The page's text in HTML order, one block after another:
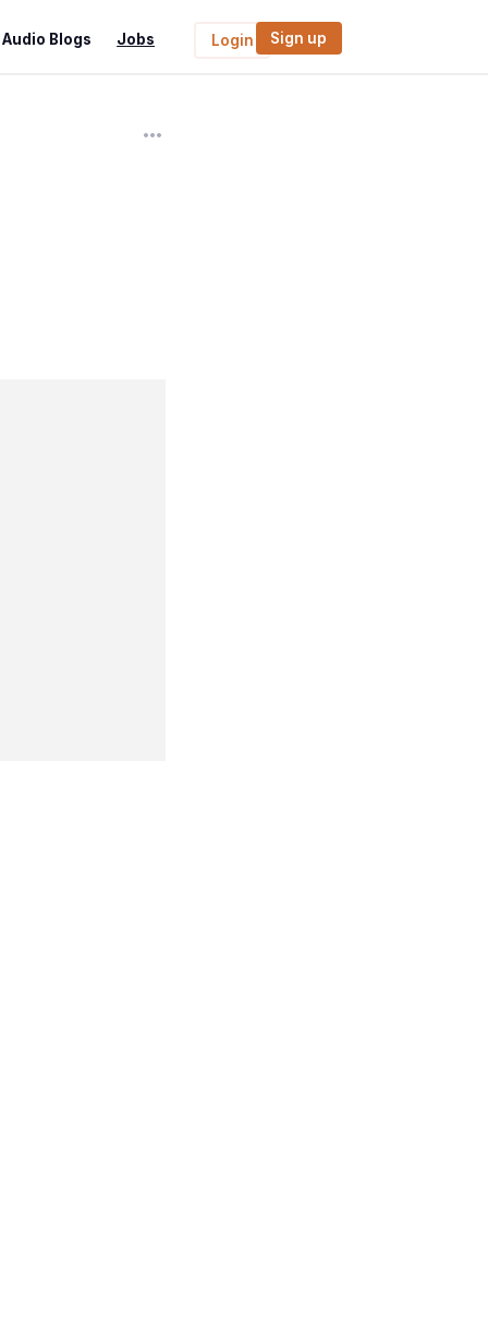
Audio Blogs Jobs Login Sign up